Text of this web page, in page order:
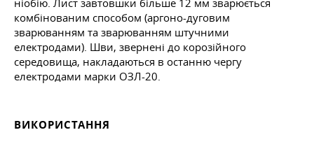
комбінованим способом (аргоно-дуговим
зварюванням та зварюванням штучними
електродами). Шви, звернені до корозійного
середовища, накладаються в останню чергу
електродами марки ОЗЛ-20.
ВИКОРИСТАННЯ